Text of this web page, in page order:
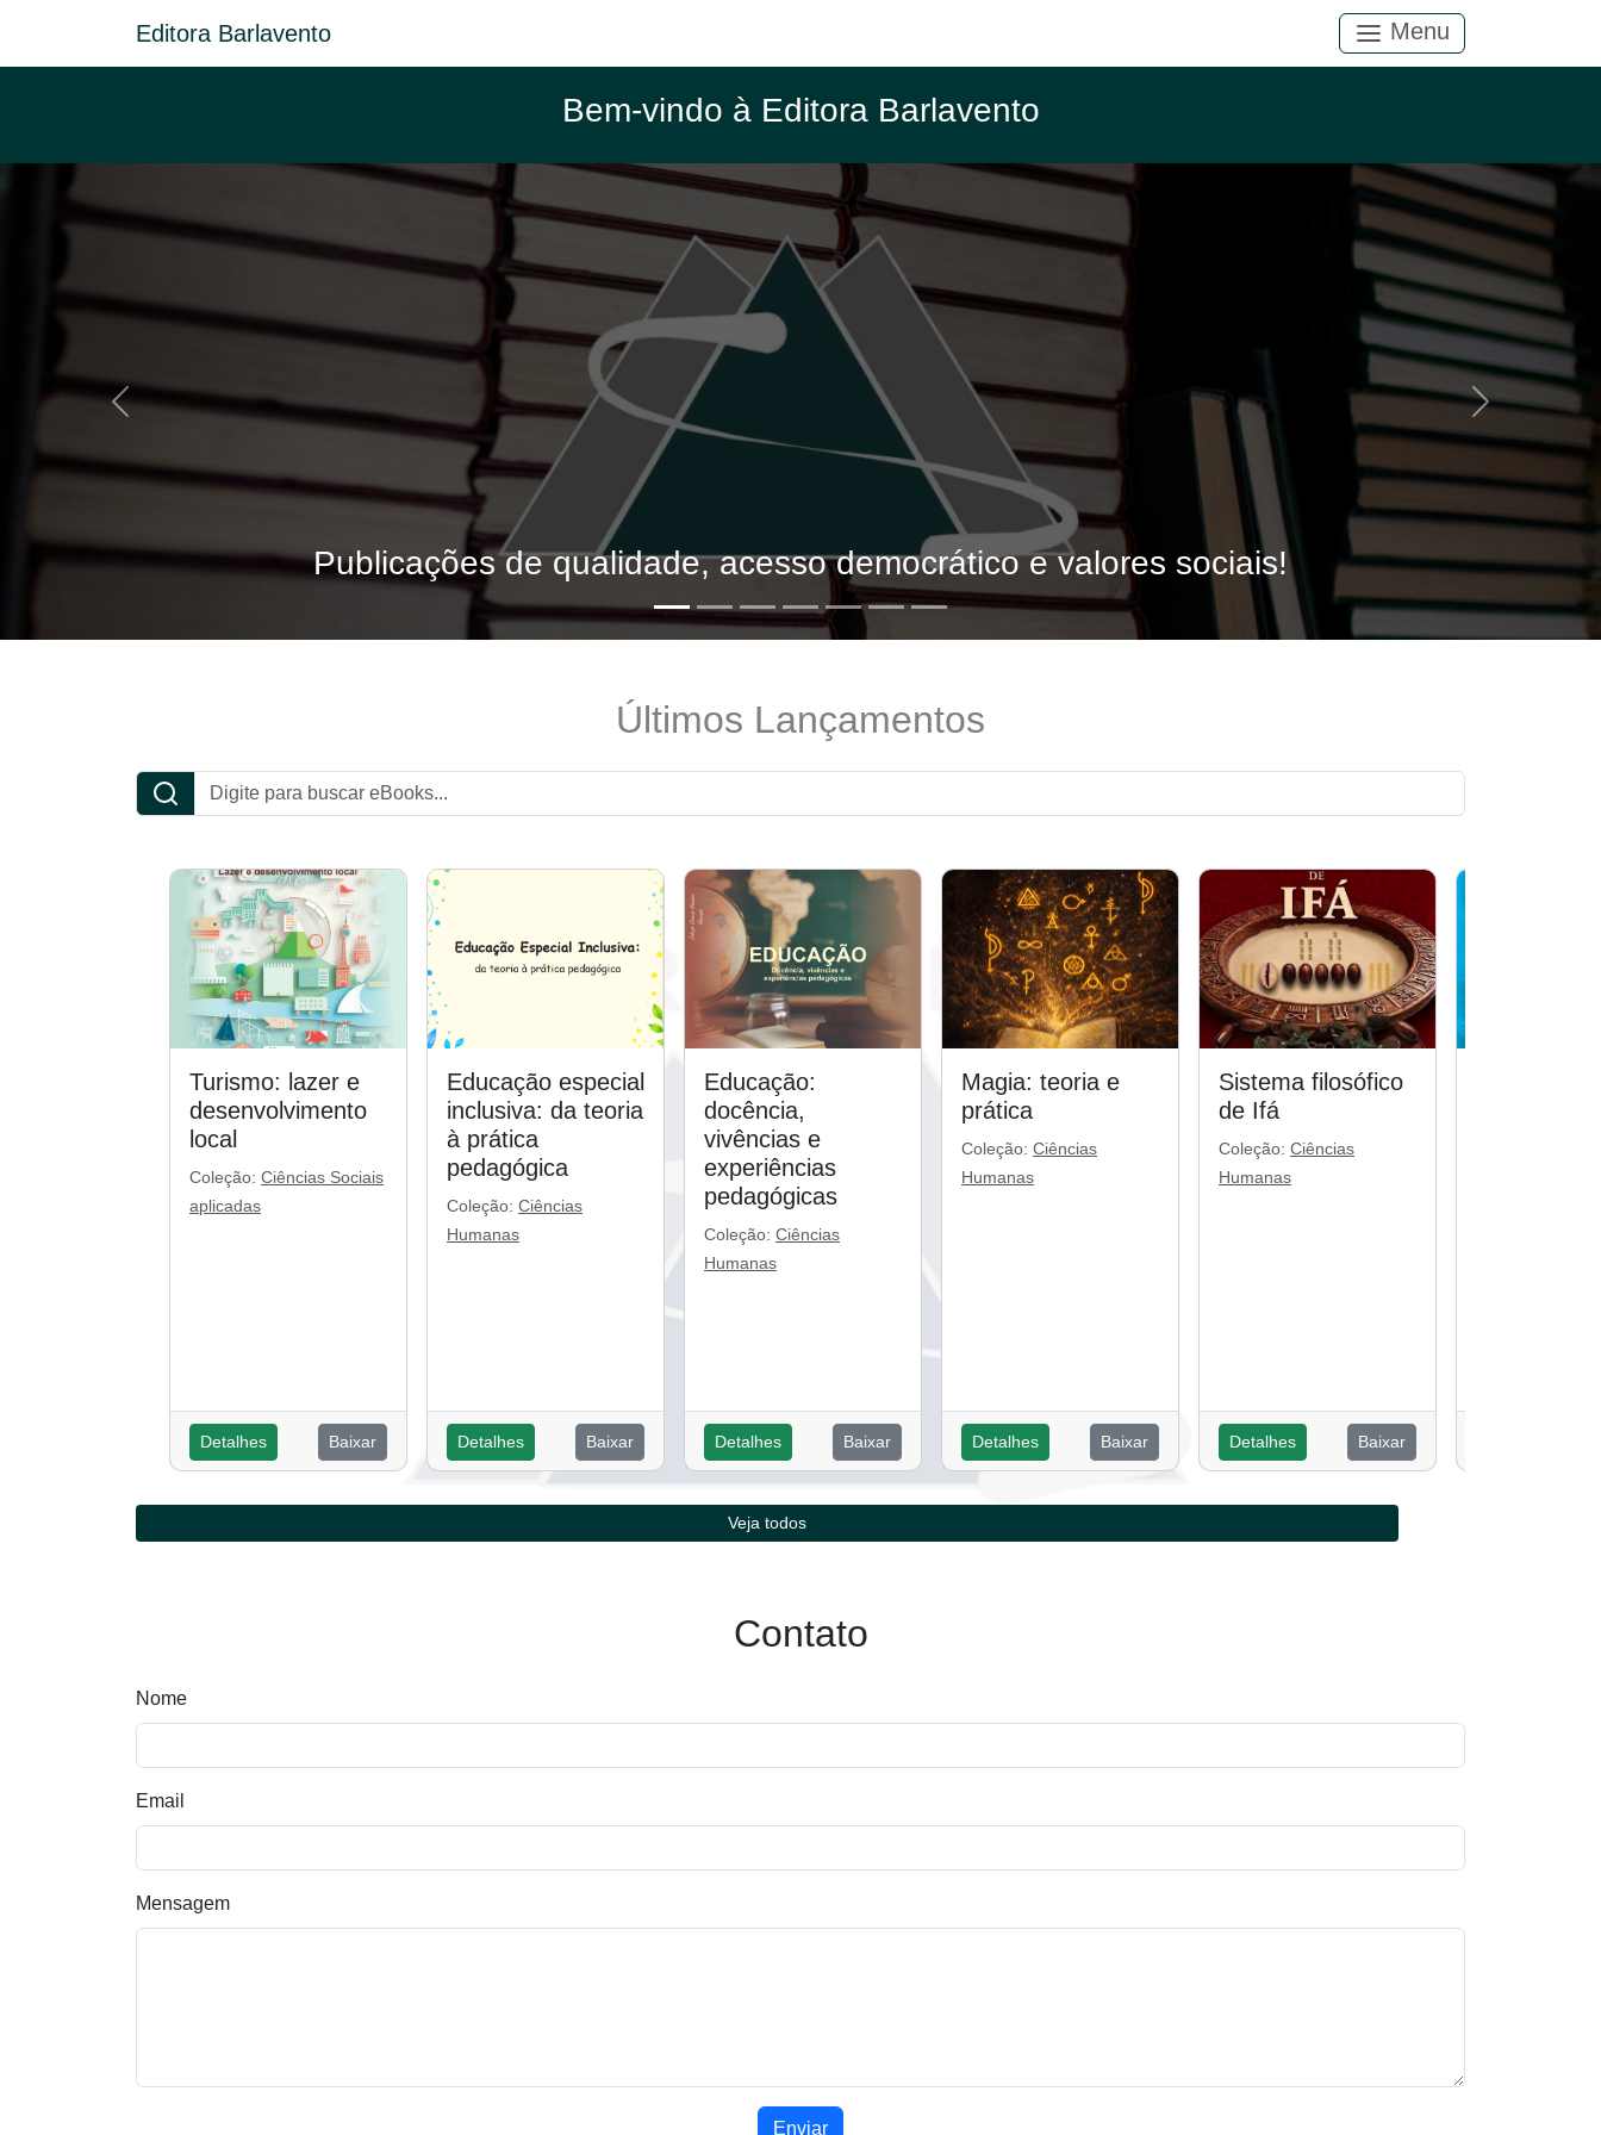
Editora Barlavento Menu
Bem-vindo à Editora Barlavento
e valores sociais! Ciências da
Anterior Próximo
Últimos Lançamentos
Turismo: lazer e
desenvolvimento
local
Coleção: Ciências Sociais
aplicadas
Detalhes Baixar
Educação especial
inclusiva: da teoria
à prática
pedagógica
Coleção: Ciências
Humanas
Detalhes Baixar
Educação:
docência,
vivências e
experiências
pedagógicas
Coleção: Ciências
Humanas
Detalhes Baixar
Magia: teoria e
prática
Coleção: Ciências
Humanas
Detalhes Baixar
Sistema filosófico
de Ifá
Coleção: Ciências
Humanas
Detalhes Baixar
Veja todos
Contato
Nome
Email
Mensagem
Enviar